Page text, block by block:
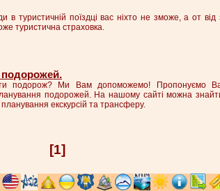
в туристичній поїздці вас ніхто не зможе, а от
туристична страховка.
подорожей.
подорож? Ми Вам допоможемо! Пропонуємо
подорожей. На нашому сайті можна
планування екскурсій та трансферу.
[1]